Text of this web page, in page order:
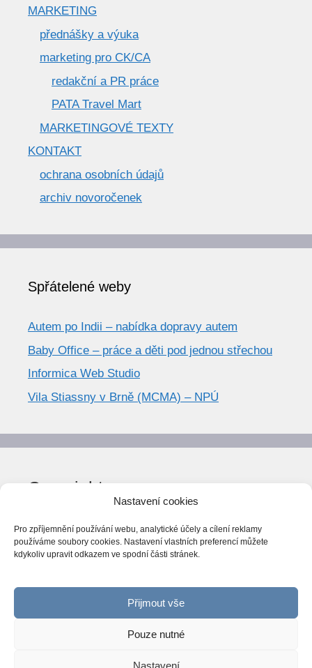
Nastavení cookies
Pro zpříjemnění používání webu, analytické účely a cílení reklamy
používáme soubory cookies. Nastavení vlastních preferencí můžete
kdykoliv upravit odkazem ve spodní části stránek.
Přijmout vše
Pouze nutné
Nastavení
MARKETING
přednášky a výuka
marketing pro CK/CA
redakční a PR práce
PATA Travel Mart
MARKETINGOVÉ TEXTY
KONTAKT
ochrana osobních údajů
archiv novoročenek
Spřátelené weby
Autem po Indii – nabídka dopravy autem
Baby Office – práce a děti pod jednou střechou
Informica Web Studio
Vila Stiassny v Brně (MCMA) – NPÚ
Copyright
© World Trend 2014-2026
Všechna práva vyhrazena.
CC BY-NC 4.0
ováno Národní knihovnou ČR